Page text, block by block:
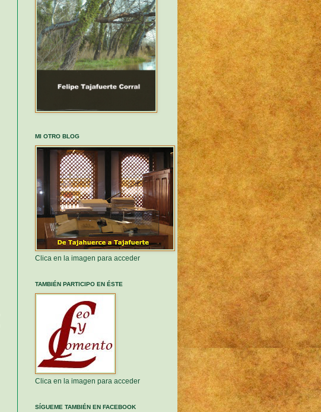
MI OTRO BLOG
Clica en la imagen para acceder
TAMBIÉN PARTICIPO EN ÉSTE
Clica en la imagen para acceder
SÍGUEME TAMBIÉN EN FACEBOOK